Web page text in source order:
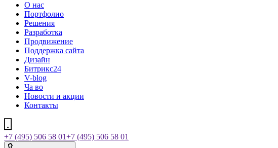
О нас
Портфолио
Решения
Разработка
Продвижение
Поддержка сайта
Дизайн
Битрикс24
V-blog
Ча во
Новости и акции
Контакты
+7 (495) 506 58 01+7 (495) 506 58 01